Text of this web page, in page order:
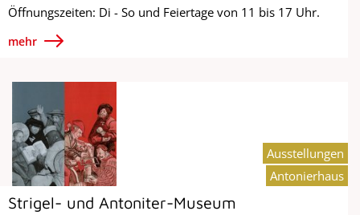
Öffnungszeiten: Di - So und Feiertage von 11 bis 17 Uhr.
mehr
Strigel- und Antoniter-Museum
Ausstellungen
Antonierhaus